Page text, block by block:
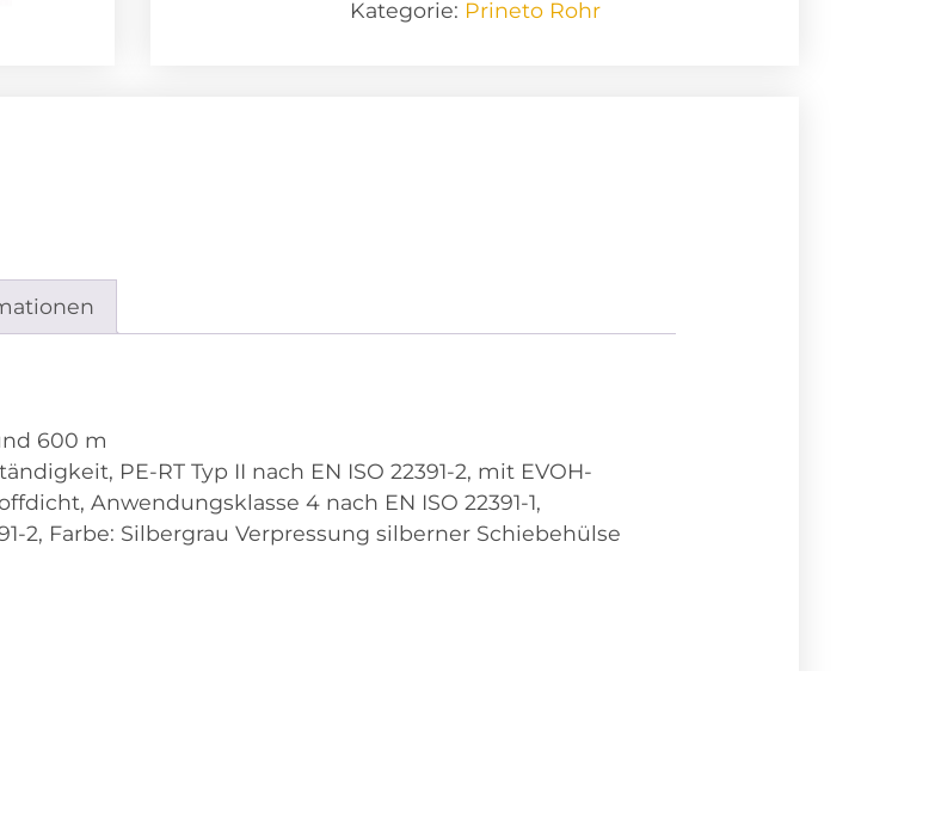
Kategorie: Prineto Rohr
600 m
PE-RT Typ II nach EN ISO 22391-2, mit EVOH-
Anwendungsklasse 4 nach EN ISO 22391-1,
2, Farbe: Silbergrau Verpressung silberner Schiebehülse